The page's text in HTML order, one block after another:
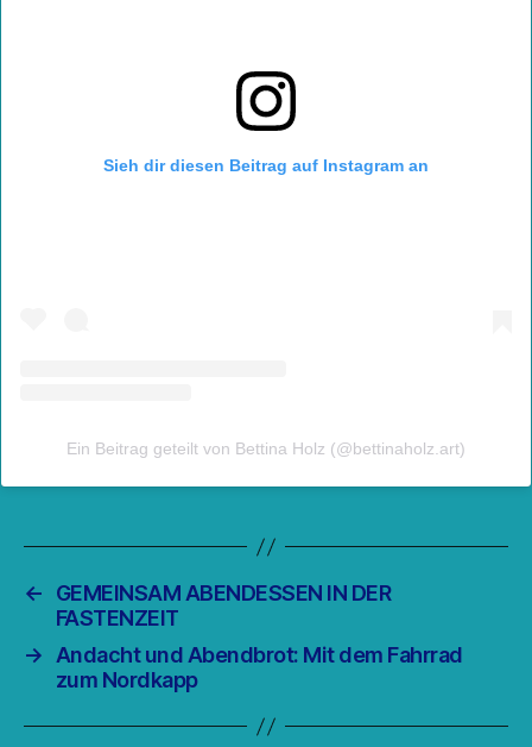
Sieh dir diesen Beitrag auf Instagram an
Ein Beitrag geteilt von Bettina Holz (@bettinaholz.art)
←
GEMEINSAM ABENDESSEN IN DER
FASTENZEIT
→ Andacht und Abendbrot: Mit dem Fahrrad
zum Nordkapp